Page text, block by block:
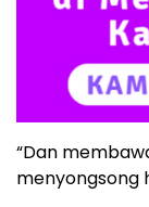
“Dan
menyongsong